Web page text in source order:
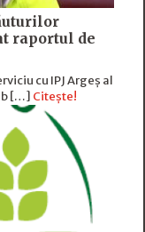
raportul de
cu IPJ Argeș al
[…] Citește!